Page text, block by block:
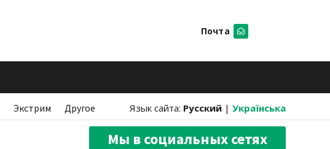
Почта
Экстрим Другое Язык сайта: Русский | Українська
Мы в социальных сетях